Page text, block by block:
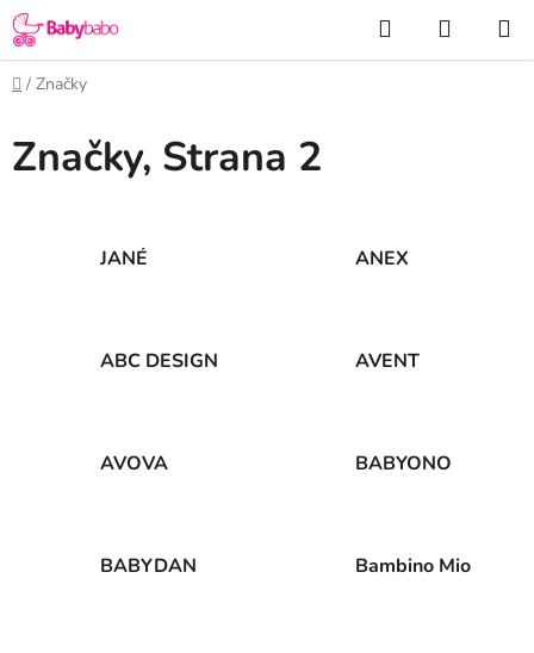
Prejsť
na
obsah
Hľadať
KOŠÍK
Domov
/ Značky
Značky, Strana 2
JANÉ ANEX
ABC DESIGN AVENT
AVOVA BABYONO
BABYDAN Bambino Mio